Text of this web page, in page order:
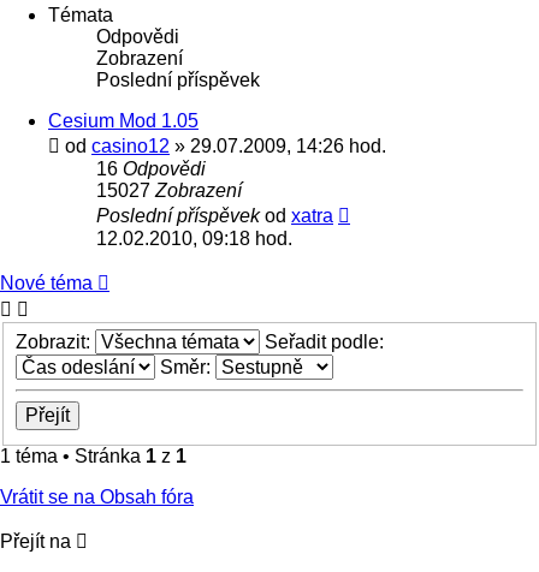
Témata
Odpovědi
Zobrazení
Poslední příspěvek
Cesium Mod 1.05
od casino12 » 29.07.2009, 14:26 hod.
16 Odpovědi
15027 Zobrazení
Poslední příspěvekod xatra
12.02.2010, 09:18 hod.
Nové téma
Zobrazit:
Seřadit podle:
Směr:
1 téma • Stránka 1 z 1
Vrátit se na Obsah fóra
Přejít na